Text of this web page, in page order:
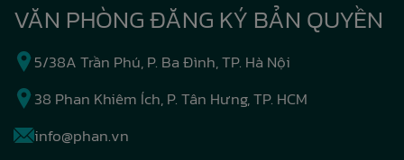
VĂN PHÒNG ĐĂNG KÝ BẢN QUYỀN
5/38A Trần Phú, P. Ba Đình, TP. Hà Nội
38 Phan Khiêm Ích, P. Tân Hưng, TP. HCM
info@phan.vn